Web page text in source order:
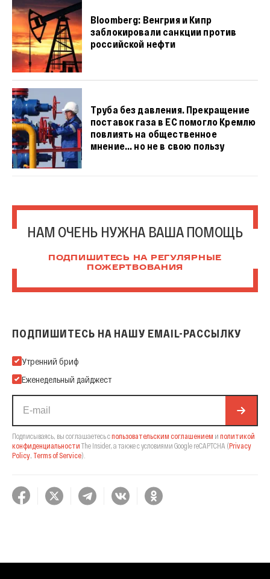
Bloomberg: Венгрия и Кипр
заблокировали санкции против
российской нефти
Труба без давления. Прекращение
поставок газа в ЕС помогло Кремлю
повлиять на общественное
мнение... но не в свою пользу
НАМ ОЧЕНЬ НУЖНА ВАША ПОМОЩЬ
ПОДПИШИТЕСЬ НА РЕГУЛЯРНЫЕ
ПОЖЕРТВОВАНИЯ
ПОДПИШИТЕСЬ НА НАШУ EMAIL-РАССЫЛКУ
Подпишитесь на нашу Email-рассылку
Утренний бриф
Еженедельный дайджест
Подписываясь, вы соглашаетесь спользовательским соглашением и политикой
конфиденциальности The Insider, а также с условиями Google reCAPTCHA (Privacy
Policy Terms of Service).